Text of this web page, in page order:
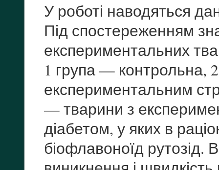
У роботі наводяться
Під спостереженням
експериментальних
1 група — контрольна,
експериментальним
— тварини з
діабетом, у яких в
біофлавоноїд рутозід.